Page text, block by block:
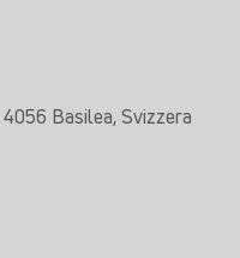
Basilea, Svizzera